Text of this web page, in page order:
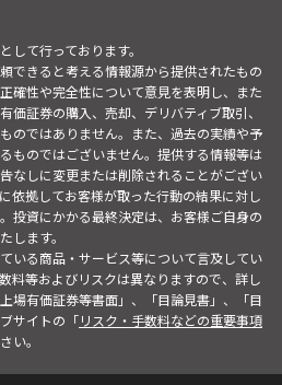
して行っております。
できると考える情報源から提供されたもの
確性や完全性について意見を表明し、また
価証券の購入、売却、デリバティブ取引、
のではありません。また、過去の実績や予
ものではございません。提供する情報等は
なしに変更または削除されることがござい
依拠してお客様が取った行動の結果に対し
投資にかかる最終決定は、お客様ご自身の
します。
いる商品・サービス等について言及してい
料等およびリスクは異なりますので、詳し
場有価証券等書面」、「目論見書」、「目
サイトの「リスク・手数料などの重要事項
い。